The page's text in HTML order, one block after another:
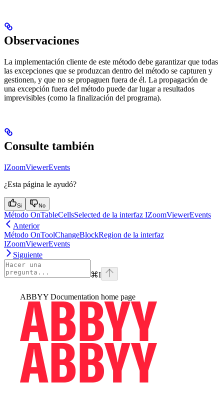
Observaciones
La implementación cliente de este método debe garantizar que todas
las excepciones que se produzcan dentro del método se capturen y
gestionen, y que no se propaguen fuera de él. La propagación de
una excepción fuera del método puede dar lugar a resultados
imprevisibles (como la finalización del programa).
Consulte también
IZoomViewerEvents
¿Esta página le ayudó?
Si No
Método OnTableCellsSelected de la interfaz IZoomViewerEvents
Anterior
Método OnToolChangeBlockRegion de la interfaz
IZoomViewerEvents
Siguiente
⌘I
ABBYY Documentation home page